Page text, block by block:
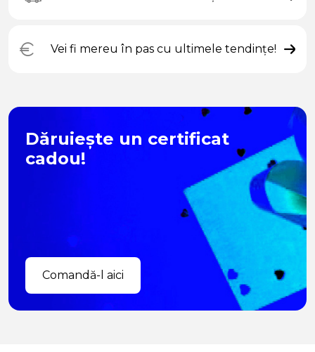
Vei fi mereu în pas cu ultimele tendințe!
Dăruiește un certificat
cadou!
Comandă-l aici